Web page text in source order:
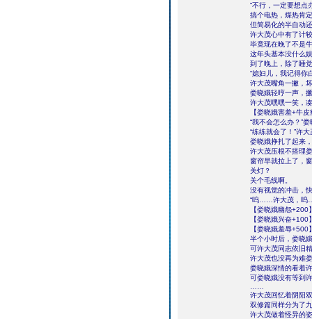
“不行，一定要想点
搞个电热，煤热肯
但简易化的半自动
许大茂心中有了计
毕竟现在晚了不是
这年头基本没什么
到了晚上，除了睡
“媳妇儿，我记得你
许大茂嘴角一撇，
娄晓娥轻哼一声，
许大茂嘿嘿一笑，
【娄晓娥害羞+牛
“我不会怎么办？”
“练练就会了！”许
娄晓娥挣扎了起来
许大茂压根不搭理
窗帘早就拉上了，
关灯？
关个毛线啊。
没有视觉的冲击，
“呜……许大茂，
【娄晓娥幽怨+200
【娄晓娥兴奋+100
【娄晓娥羞辱+500
半个小时后，娄晓
可许大茂同志依旧
许大茂也没再为难
娄晓娥深情的看着
可娄晓娥没有等到
许大茂回忆着阴阳
双修篇同样分为了
许大茂做着怪异的